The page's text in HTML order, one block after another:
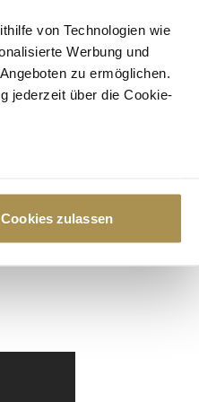
von Technologien wie
Werbung und
zu ermöglichen.
jederzeit über die Cookie-
Präferenzen im
Cookies zulassen